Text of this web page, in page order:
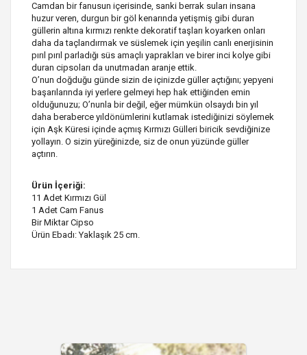
Camdan bir fanusun içerisinde, sanki berrak suları insana
huzur veren, durgun bir göl kenarında yetişmiş gibi duran
güllerin altına kırmızı renkte dekoratif taşları koyarken onları
daha da taçlandırmak ve süslemek için yeşilin canlı enerjisinin
pırıl pırıl parladığı süs amaçlı yaprakları ve birer inci kolye gibi
duran cipsoları da unutmadan aranje ettik.
O’nun doğduğu günde sizin de içinizde güller açtığını; yepyeni
başarılarında iyi yerlere gelmeyi hep hak ettiğinden emin
olduğunuzu; O’nunla bir değil, eğer mümkün olsaydı bin yıl
daha beraberce yıldönümlerini kutlamak istediğinizi söylemek
için Aşk Küresi içinde açmış Kırmızı Gülleri biricik sevdiğinize
yollayın. O sizin yüreğinizde, siz de onun yüzünde güller
açtırın.
Ürün İçeriği:
11 Adet Kırmızı Gül
1 Adet Cam Fanus
Bir Miktar Cipso
Ürün Ebadı: Yaklaşık 25 cm.